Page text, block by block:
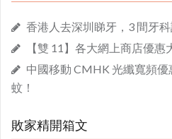
香港人去深圳睇牙，3 間牙
【雙 11】各大網上商店優惠
中國移動 CMHK 光纖寬頻
蚊！
敗家精開箱文